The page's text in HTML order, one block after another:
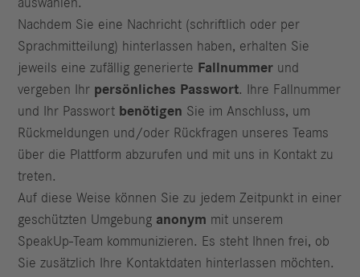
auswählen.
Nachdem Sie eine Nachricht (schriftlich oder per
Sprachmitteilung) hinterlassen haben, erhalten Sie
jeweils eine zufällig generierte Fallnummer und
vergeben Ihr persönliches Passwort. Ihre Fallnummer
und Ihr Passwort benötigen Sie im Anschluss, um
Rückmeldungen und/oder Rückfragen unseres Teams
über die Plattform abzurufen und mit uns in Kontakt zu
treten.
Auf diese Weise können Sie zu jedem Zeitpunkt in einer
geschützten Umgebung anonym mit unserem
SpeakUp-Team kommunizieren. Es steht Ihnen frei, ob
Sie zusätzlich Ihre Kontaktdaten hinterlassen möchten.